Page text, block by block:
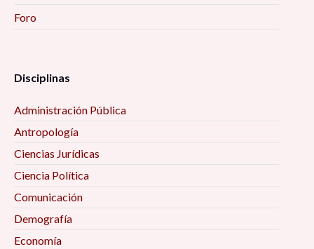
Foro
Disciplinas
Administración Pública
Antropología
Ciencias Jurídicas
Ciencia Política
Comunicación
Demografía
Economía